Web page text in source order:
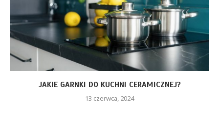
JAKIE GARNKI DO KUCHNI CERAMICZNEJ?
13 czerwca, 2024